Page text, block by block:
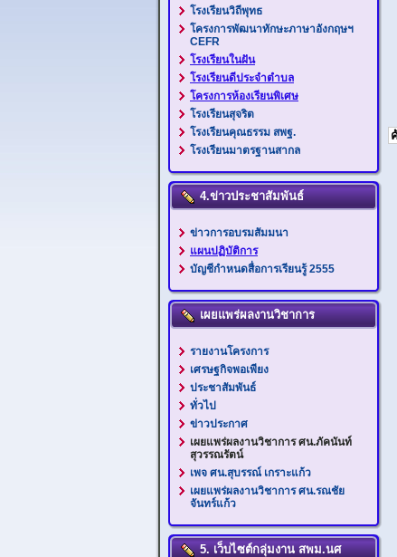
โรงเรียนวิถีพุทธ
โครงการพัฒนาทักษะภาษาอังกฤษฯ
CEFR
โรงเรียนในฝัน
โรงเรียนดีประจำตำบล
โครงการห้องเรียนพิเศษ
โรงเรียนสุจริต
โรงเรียนคุณธรรม สพฐ.
โรงเรียนมาตรฐานสากล
4.ข่าวประชาสัมพันธ์
ข่าวการอบรมสัมมนา
แผนปฏิบัติการ
บัญชีกำหนดสื่อการเรียนรู้ 2555
เผยแพร่ผลงานวิชาการ
รายงานโครงการ
เศรษฐกิจพอเพียง
ประชาสัมพันธ์
ทั่วไป
ข่าวประกาศ
เผยแพร่ผลงานวิชาการ ศน.ภัคนันท์
สุวรรณรัตน์
เพจ ศน.สุบรรณ์ เกราะแก้ว
เผยแพร่ผลงานวิชาการ ศน.รณชัย
จันทร์แก้ว
5. เว็บไซต์กลุ่มงาน สพม.นศ